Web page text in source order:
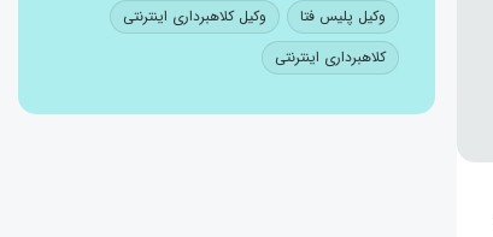
وکیل پلیس فتا
وکیل کلاهبرداری اینترنتی
کلاهبرداری اینترنتی